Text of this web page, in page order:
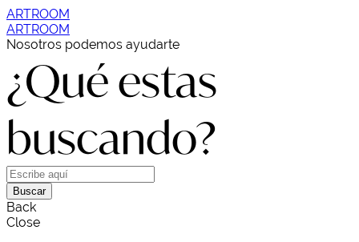
ARTROOM
ARTROOM
Nosotros podemos ayudarte
¿Qué estas
buscando?
Buscar
Back
Close